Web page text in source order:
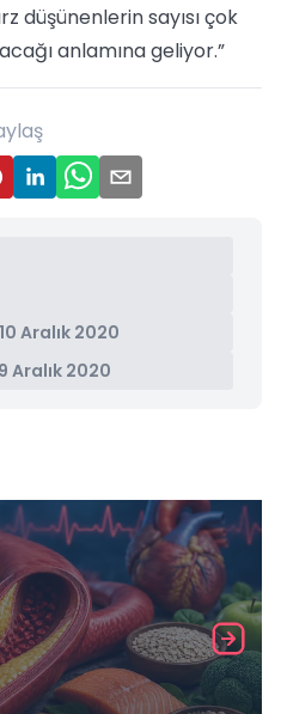
düşünenlerin sayısı çok
anlamına geliyor.”
10 Aralık 2020
Aralık 2020